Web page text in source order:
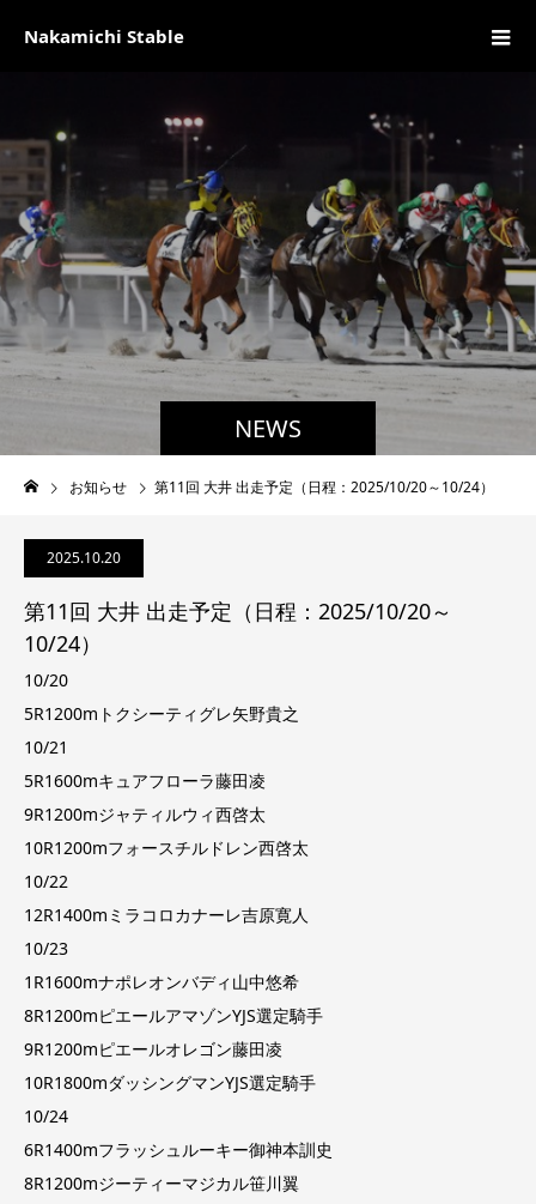
Nakamichi Stable
NEWS
お知らせ 第11回 大井 出走予定（日程：2025/10/20～10/24）
2025.10.20
第11回 大井 出走予定（日程：2025/10/20～
10/24）
10/20
5R1200mトクシーティグレ矢野貴之
10/21
5R1600mキュアフローラ藤田凌
9R1200mジャティルウィ西啓太
10R1200mフォースチルドレン西啓太
10/22
12R1400mミラコロカナーレ吉原寛人
10/23
1R1600mナポレオンバディ山中悠希
8R1200mピエールアマゾンYJS選定騎手
9R1200mピエールオレゴン藤田凌
10R1800mダッシングマンYJS選定騎手
10/24
6R1400mフラッシュルーキー御神本訓史
8R1200mジーティーマジカル笹川翼